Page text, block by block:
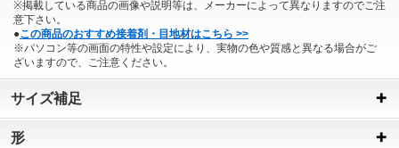
※掲載している商品の画像や説明等は、メーカーによって異なりますのでご注
意下さい。
●この商品のおすすめ接着剤・目地材はこちら >>
※パソコン等の画面の特性や設定により、実物の色や質感と異なる場合がご
ざいますので、ご注意ください。
サイズ補足
形